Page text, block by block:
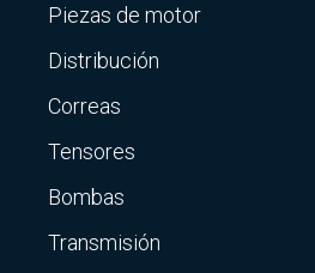
Piezas de motor
Distribución
Correas
Tensores
Bombas
Transmisión